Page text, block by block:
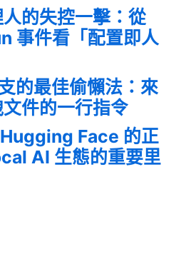
的失控一擊：從
事件看「配置即人
的最佳偷懶法：來
件的一行指令
Face 的正
AI 生態的重要里